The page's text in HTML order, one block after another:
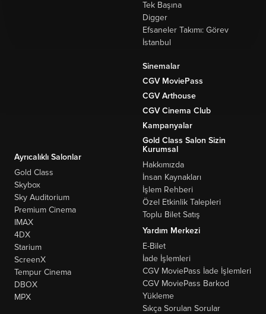
Tek Başına
Digger
Efsaneler Takımı: Görev
İstanbul
Sinemalar
CGV MoviePass
CGV Arthouse
CGV Cinema Club
Kampanyalar
Gold Class Salon Sizin
Ayrıcalıklı Salonlar
Gold Class
Skybox
Sky Auditorium
Premium Cinema
IMAX
4DX
Starium
ScreenX
Tempur Cinema
DBOX
MPX
Kurumsal
Hakkımızda
İnsan Kaynakları
İşlem Rehberi
Özel Etkinlik Talepleri
Toplu Bilet Satış
Yardım Merkezi
E-Bilet
İade İşlemleri
CGV MoviePass İade İşlemleri
CGV MoviePass Barkod
Yükleme
Sıkça Sorulan Sorular